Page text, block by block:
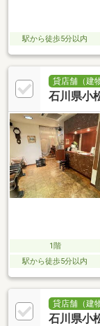
駅から徒歩5分以内
貸店舗（建
石川県小
1階
駅から徒歩5分以内
貸店舗（建
石川県小